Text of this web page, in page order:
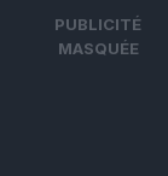
PUBLICITÉ
MASQUÉE